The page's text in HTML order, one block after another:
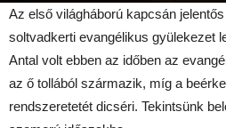
Az első világháború kapcsán
soltvadkerti evangélikus gyülekezet
Antal volt ebben az időben az
az ő tollából származik, míg a
rendszeretetét dicséri. Tekintsünk